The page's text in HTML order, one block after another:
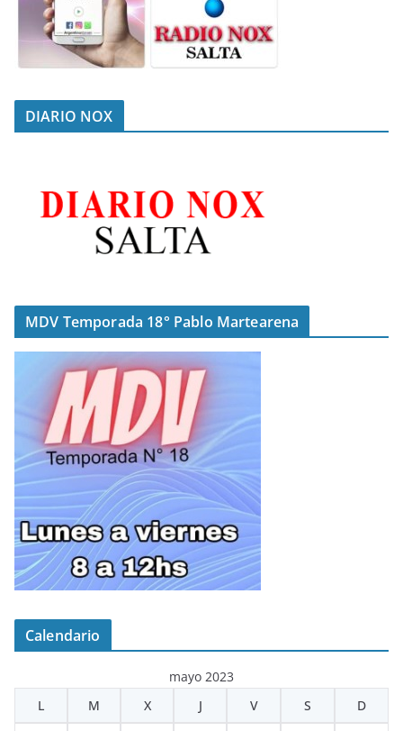
DIARIO NOX
MDV Temporada 18° Pablo Martearena
Calendario
mayo 2023
L
M X J V S D